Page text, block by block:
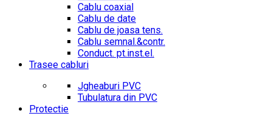
Cablu coaxial
Cablu de date
Cablu de joasa tens.
Cablu semnal.&contr.
Conduct. pt.inst.el.
Trasee cabluri
Jgheaburi PVC
Tubulatura din PVC
Protectie